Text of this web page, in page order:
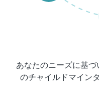
あなたのニーズに基
のチャイルドマイン